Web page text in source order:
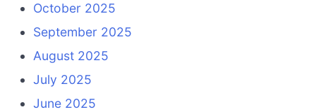
October 2025
September 2025
August 2025
July 2025
June 2025